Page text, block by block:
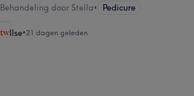
Behandeling door Stella• Pedicure
Ilse•21 dagen geleden